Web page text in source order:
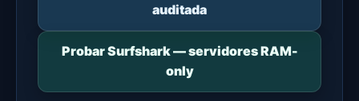
auditada
Probar Surfshark — servidores RAM-
only